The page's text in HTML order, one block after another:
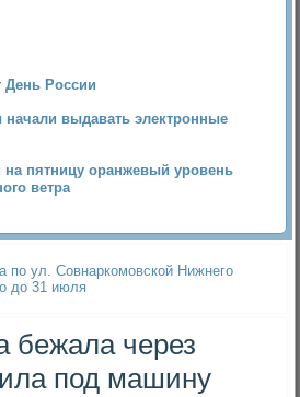
День России
начали выдавать электронные
пятницу оранжевый уровень
ветра
по ул. Совнаркомовской Нижнего
до 31 июля
бежала через
под машину